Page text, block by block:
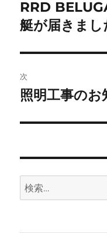
ナ
ビ
ゲ
ー
シ
ン
前
の
稿:
RRD
艇が届きまし
次
次
投
照明工事のお
検
索: